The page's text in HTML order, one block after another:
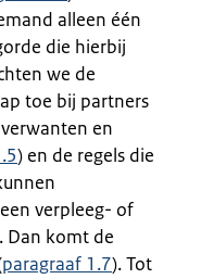
alleen één
die hierbij
we de
toe bij partners
en
) en de regels die
verpleeg- of
Dan komt de
paragraaf 1.7). Tot